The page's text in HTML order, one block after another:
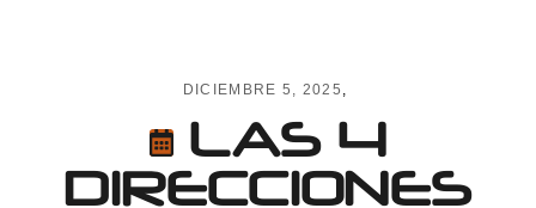
DICIEMBRE 5, 2025
LAS 4
DIRECCIONES